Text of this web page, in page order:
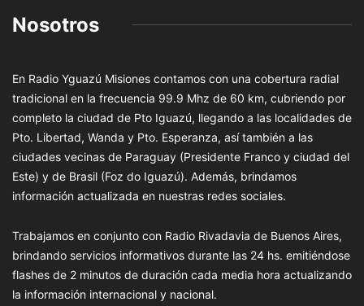
Nosotros
En Radio Yguazú Misiones contamos con una cobertura radial
tradicional en la frecuencia 99.9 Mhz de 60 km, cubriendo por
completo la ciudad de Pto Iguazú, llegando a las localidades de
Pto. Libertad, Wanda y Pto. Esperanza, así también a las
ciudades vecinas de Paraguay (Presidente Franco y ciudad del
Este) y de Brasil (Foz do Iguazú). Además, brindamos
información actualizada en nuestras redes sociales.
Trabajamos en conjunto con Radio Rivadavia de Buenos Aires,
brindando servicios informativos durante las 24 hs. emitiéndose
flashes de 2 minutos de duración cada media hora actualizando
la información internacional y nacional.